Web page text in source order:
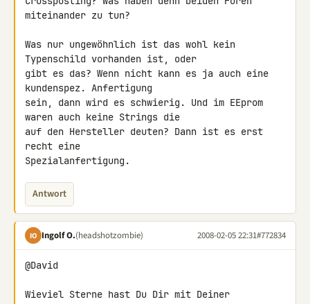
miteinander zu tun?
Was nur ungewöhnlich ist das wohl kein
Typenschild vorhanden ist, oder
gibt es das? Wenn nicht kann es ja auch eine
kundenspez. Anfertigung
sein, dann wird es schwierig. Und im EEprom
waren auch keine Strings die
auf den Hersteller deuten? Dann ist es erst
recht eine
Spezialanfertigung.
Antwort
IO Ingolf O.(headshotzombie) 2008-02-05 22:31#772834
@David
Wieviel Sterne hast Du Dir mit Deiner